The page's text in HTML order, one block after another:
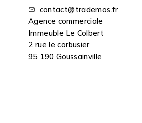
contact@trademos.fr
Agence commerciale
Immeuble Le Colbert
2 rue le corbusier
95 190 Goussainville